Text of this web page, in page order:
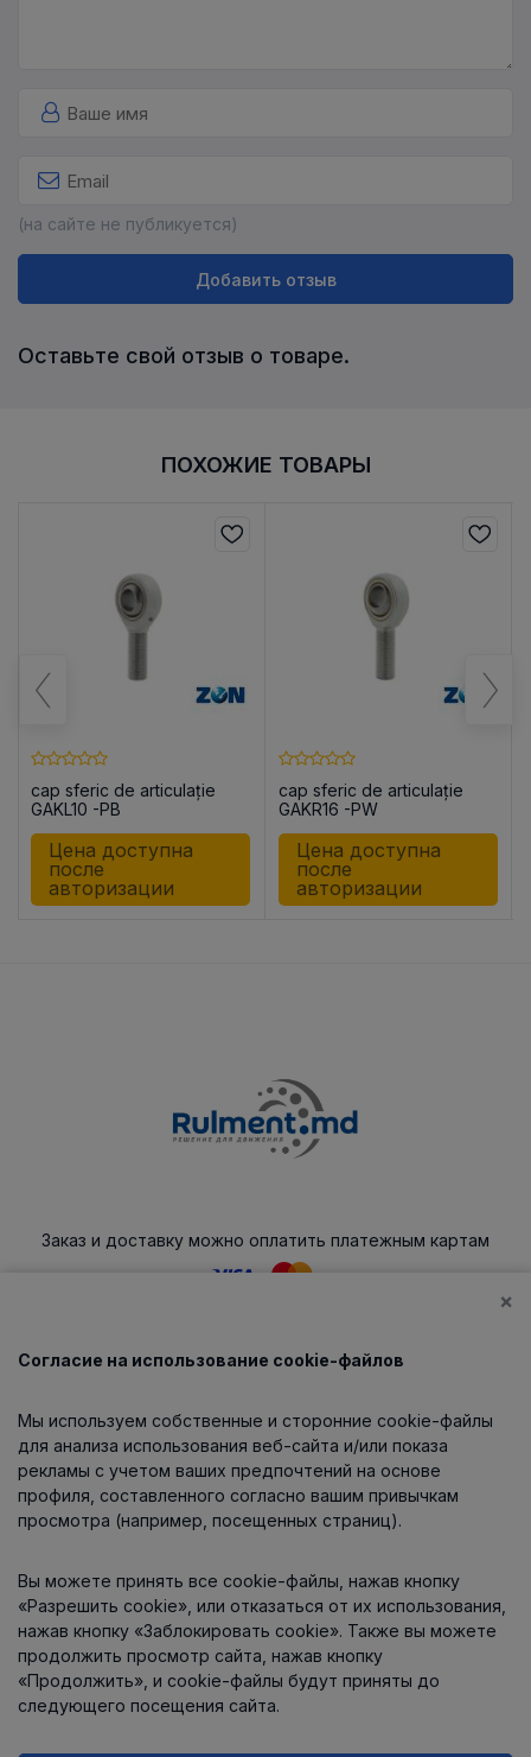
(на сайте не публикуется)
Добавить отзыв
Оставьте свой отзыв о товаре.
ПОХОЖИЕ ТОВАРЫ
cap sferic de articulație
GAKL10 -PB
Цена доступна
после
авторизации
cap sferic de articulație
GAKR16 -PW
Цена доступна
после
авторизации
Заказ и доставку можно оплатить платежным картам
Каталог
О компании
Информация
Контакты
×
Согласие на использование cookie-файлов
Мы используем собственные и сторонние cookie-файлы
для анализа использования веб-сайта и/или показа
рекламы с учетом ваших предпочтений на основе
профиля, составленного согласно вашим привычкам
просмотра (например, посещенных страниц).
Вы можете принять все cookie-файлы, нажав кнопку
«Разрешить cookie», или отказаться от их использования,
нажав кнопку «Заблокировать cookie». Также вы можете
продолжить просмотр сайта, нажав кнопку
«Продолжить», и cookie-файлы будут приняты до
следующего посещения сайта.